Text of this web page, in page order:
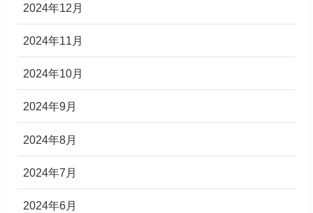
2024年12月
2024年11月
2024年10月
2024年9月
2024年8月
2024年7月
2024年6月